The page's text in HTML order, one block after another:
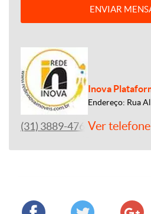
ENVIAR
Inova
Endereço: Rua
(31) 3889-4765Ver telefone